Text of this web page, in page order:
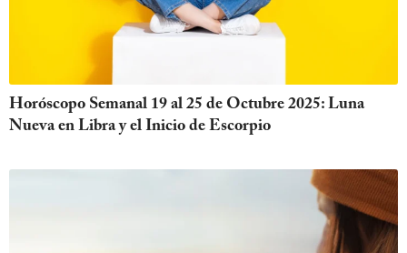
Horóscopo Semanal 19 al 25 de Octubre 2025: Luna
Nueva en Libra y el Inicio de Escorpio